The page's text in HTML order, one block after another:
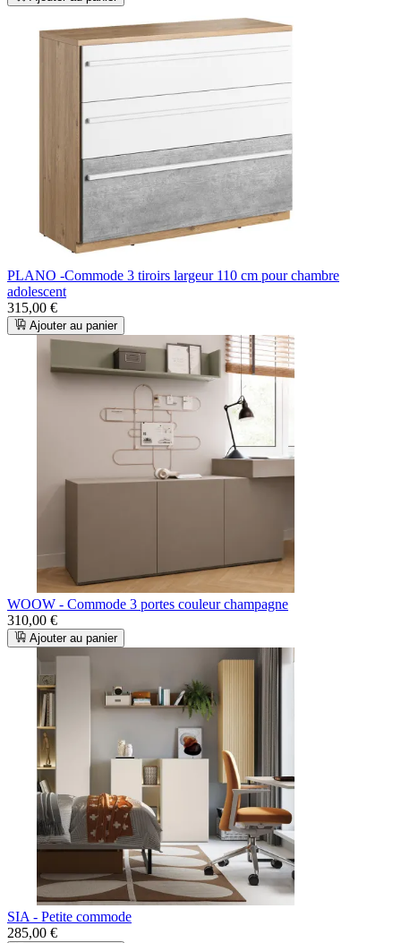
PLANO -Commode 3 tiroirs largeur 110 cm pour chambre
adolescent
315,00 €
Ajouter au panier
WOOW - Commode 3 portes couleur champagne
310,00 €
Ajouter au panier
SIA - Petite commode
285,00 €